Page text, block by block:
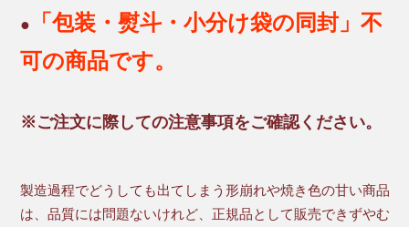
●
「包装・熨斗・小分け袋の同封」不
可の商品です。
※ご注文に際しての注意事項をご確認ください。
製造過程でどうしても出てしまう形崩れや焼き色の甘い商品
は、品質には問題ないけれど、正規品として販売できずやむ